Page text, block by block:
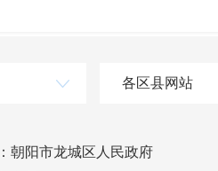
各区县网站
朝阳市龙城区人民政府